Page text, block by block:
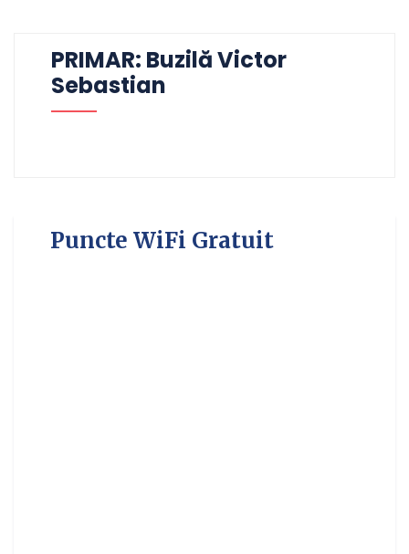
PRIMAR: Buzilă Victor
Sebastian
Puncte WiFi Gratuit